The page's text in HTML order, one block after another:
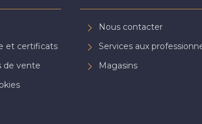
et certificats
de vente
Nous contacter
Services aux
Magasins